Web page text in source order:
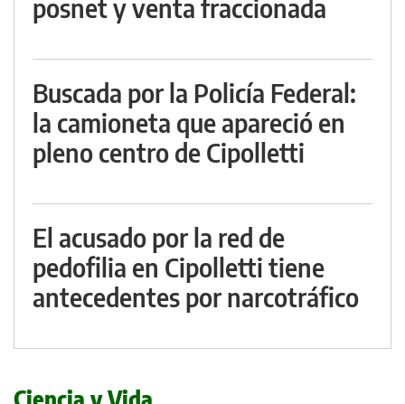
posnet y venta fraccionada
Buscada por la Policía Federal:
la camioneta que apareció en
pleno centro de Cipolletti
El acusado por la red de
pedofilia en Cipolletti tiene
antecedentes por narcotráfico